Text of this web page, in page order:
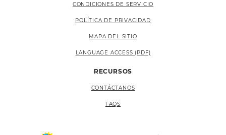
CONDICIONES DE SERVICIO
POLÍTICA DE PRIVACIDAD
MAPA DEL SITIO
LANGUAGE ACCESS (PDF)
RECURSOS
CONTÁCTANOS
FAQS